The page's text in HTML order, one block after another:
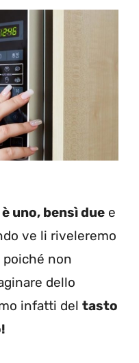
uno, bensì due e
ve li riveleremo
poiché non
dello
infatti del tasto